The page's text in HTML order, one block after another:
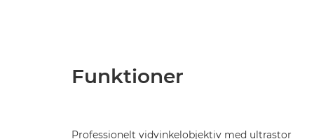
Funktioner
Professionelt vidvinkelobjektiv med ultrastor